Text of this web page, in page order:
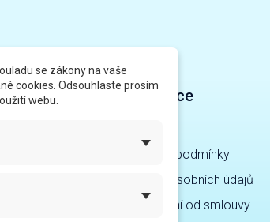
Informace
Obchodní podmínky
Ochrana osobních údajů
Odstoupení od smlouvy
se zákony na vaše
cookies. Odsouhlaste prosím
webu.